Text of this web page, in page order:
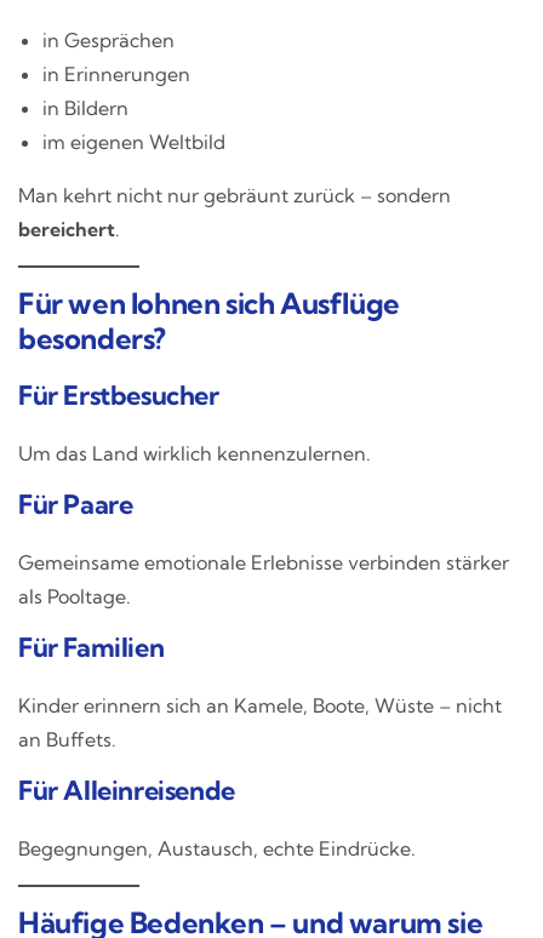
in Gesprächen
in Erinnerungen
in Bildern
im eigenen Weltbild
Man kehrt nicht nur gebräunt zurück – sondern
bereichert.
Für wen lohnen sich Ausflüge
besonders?
Für Erstbesucher
Um das Land wirklich kennenzulernen.
Für Paare
Gemeinsame emotionale Erlebnisse verbinden stärker
als Pooltage.
Für Familien
Kinder erinnern sich an Kamele, Boote, Wüste – nicht
an Buffets.
Für Alleinreisende
Begegnungen, Austausch, echte Eindrücke.
Häufige Bedenken – und warum sie